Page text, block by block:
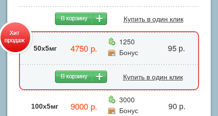
Купить в один клик
50х5мг 4750 р.
1250
Бонус
95 р.
Купить в один клик
100х5мг 9000 р.
3000
Бонус
90 р.